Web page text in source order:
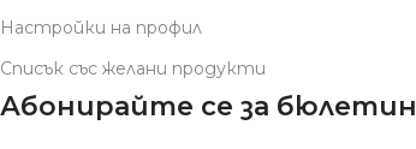
Настройки на профил
Списък със желани продукти
Абонирайте се за бюлетин